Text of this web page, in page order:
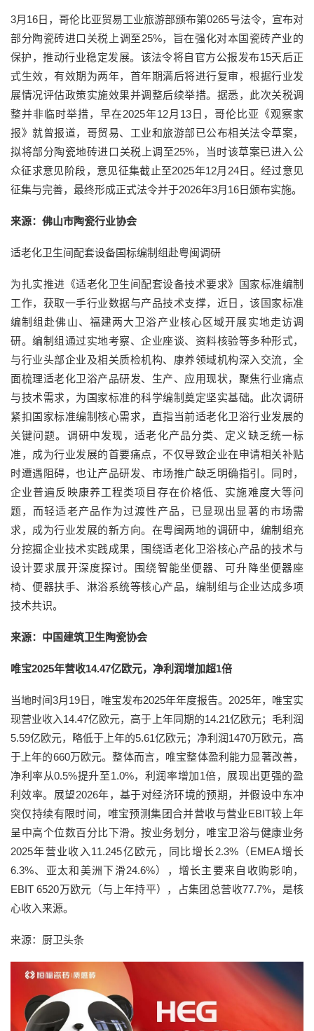
3月16日，哥伦比亚贸易工业旅游部颁布第0265号法令，宣布对
部分陶瓷砖进口关税上调至25%，旨在强化对本国瓷砖产业的
保护，推动行业稳定发展。该法令将自官方公报发布15天后正
式生效，有效期为两年，首年期满后将进行复审，根据行业发
展情况评估政策实施效果并调整后续举措。据悉，此次关税调
整并非临时举措，早在2025年12月13日，哥伦比亚《观察家
报》就曾报道，哥贸易、工业和旅游部已公布相关法令草案，
拟将部分陶瓷地砖进口关税上调至25%，当时该草案已进入公
众征求意见阶段，意见征集截止至2025年12月24日。经过意见
征集与完善，最终形成正式法令并于2026年3月16日颁布实施。
来源：佛山市陶瓷行业协会
适老化卫生间配套设备国标编制组赴粤闽调研
为扎实推进《适老化卫生间配套设备技术要求》国家标准编制
工作，获取一手行业数据与产品技术支撑，近日，该国家标准
编制组赴佛山、福建两大卫浴产业核心区域开展实地走访调
研。编制组通过实地考察、企业座谈、资料核验等多种形式，
与行业头部企业及相关质检机构、康养领域机构深入交流，全
面梳理适老化卫浴产品研发、生产、应用现状，聚焦行业痛点
与技术需求，为国家标准的科学编制奠定坚实基础。此次调研
紧扣国家标准编制核心需求，直指当前适老化卫浴行业发展的
关键问题。调研中发现，适老化产品分类、定义缺乏统一标
准，成为行业发展的首要痛点，不仅导致企业在申请相关补贴
时遭遇阻碍，也让产品研发、市场推广缺乏明确指引。同时，
企业普遍反映康养工程类项目存在价格低、实施难度大等问
题，而轻适老产品作为过渡性产品，已显现出显著的市场需
求，成为行业发展的新方向。在粤闽两地的调研中，编制组充
分挖掘企业技术实践成果，围绕适老化卫浴核心产品的技术与
设计要求展开深度探讨。围绕智能坐便器、可升降坐便器座
椅、便器扶手、淋浴系统等核心产品，编制组与企业达成多项
技术共识。
来源：中国建筑卫生陶瓷协会
唯宝2025年营收14.47亿欧元，净利润增加超1倍
当地时间3月19日，唯宝发布2025年年度报告。2025年，唯宝实
现营业收入14.47亿欧元，高于上年同期的14.21亿欧元；毛利润
5.59亿欧元，略低于上年的5.61亿欧元；净利润1470万欧元，高
于上年的660万欧元。整体而言，唯宝整体盈利能力显著改善，
净利率从0.5%提升至1.0%，利润率增加1倍，展现出更强的盈
利效率。展望2026年，基于对经济环境的预期，并假设中东冲
突仅持续有限时间，唯宝预测集团合并营收与营业EBIT较上年
呈中高个位数百分比下滑。按业务划分，唯宝卫浴与健康业务
2025年营业收入11.245亿欧元，同比增长2.3%（EMEA增长
6.3%、亚太和美洲下滑24.6%），增长主要来自收购影响，
EBIT 6520万欧元（与上年持平），占集团总营收77.7%，是核
心收入来源。
来源：厨卫头条